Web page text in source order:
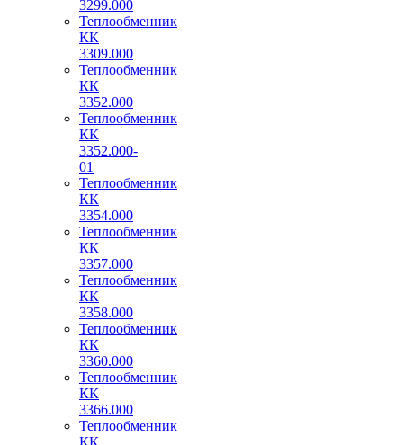
3299.000
Теплообменник
КК
3309.000
Теплообменник
КК
3352.000
Теплообменник
КК
3352.000-
01
Теплообменник
КК
3354.000
Теплообменник
КК
3357.000
Теплообменник
КК
3358.000
Теплообменник
КК
3360.000
Теплообменник
КК
3366.000
Теплообменник
КК